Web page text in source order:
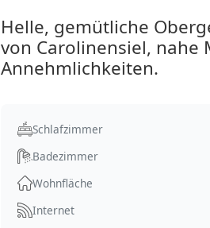
Helle, gemütliche
von Carolinensiel, nahe
Annehmlichkeiten.
Schlafzimmer
Badezimmer
Wohnfläche
Internet